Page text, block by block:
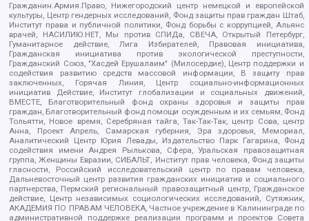
Гражданин.Армия.Право, Нижегородский центр немецкой и европейской
культуры, Центр гендерных исследований, Фонд защиты прав граждан Штаб,
Институт права и публичной политики, Фонд борьбы с коррупцией, Альянс
врачей, НАСИЛИЮ.НЕТ, Мы против СПИДа, СВЕЧА, Открытый Петербург,
Гуманитарное действие, Лига Избирателей, Правовая инициатива,
Гражданская инициатива против экологической преступности,
Гражданский Союз, "Хасдей Ерушалаим" (Милосердие), Центр поддержки и
содействия развитию средств массовой информации, В защиту прав
заключенных, Горячая Линия, Центр социально-информационных
инициатив Действие, Институт глобализации и социальных движений,
ВМЕСТЕ, Благотворительный фонд охраны здоровья и защиты прав
граждан, Благотворительный фонд помощи осужденным и их семьям, Фонд
Тольятти, Новое время, Серебряная тайга, Так-Так-Так, центр Сова, центр
Анна, Проект Апрель, Самарская губерния, Эра здоровья, Мемориал,
Аналитический Центр Юрия Левады, Издательство Парк Гагарина, Фонд
содействия имени Андрея Рылькова, Сфера, Уральская правозащитная
группа, Женщины Евразии, СИБАЛЬТ, Институт прав человека, Фонд защиты
гласности, Российский исследовательский центр по правам человека,
Дальневосточный центр развития гражданских инициатив и социального
партнерства, Пермский региональный правозащитный центр, Гражданское
действие, Центр независимых социологических исследований, Сутяжник,
АКАДЕМИЯ ПО ПРАВАМ ЧЕЛОВЕКА, Частное учреждение в Калининграде по
административной поддержке реализации программ и проектов Совета